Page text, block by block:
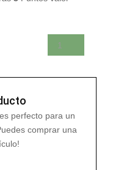
perfecto para un
comprar una